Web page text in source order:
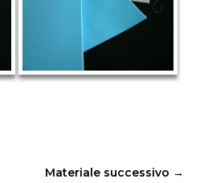
Materiale successivo →